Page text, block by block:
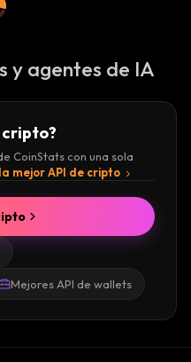
y agentes de IA
CoinStats con una sola
mejor API de cripto
Mejores API de wallets